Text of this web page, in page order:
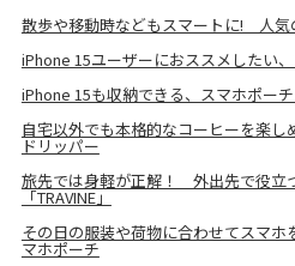
散歩や移動時などもスマートに! 人気
iPhone 15ユーザーにおススメしたい、
iPhone 15も収納できる、スマホポーチ
自宅以外でも本格的なコーヒーを楽
ドリッパー
旅先では身軽が正解！ 外出先で役立
「TRAVINE」
その日の服装や荷物に合わせてスマ
マホポーチ